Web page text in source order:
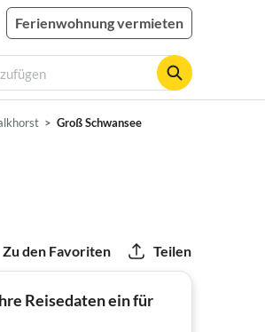
Ferienwohnung vermieten
Groß Schwansee
Zu den Favoriten Teilen
Reisedaten ein für